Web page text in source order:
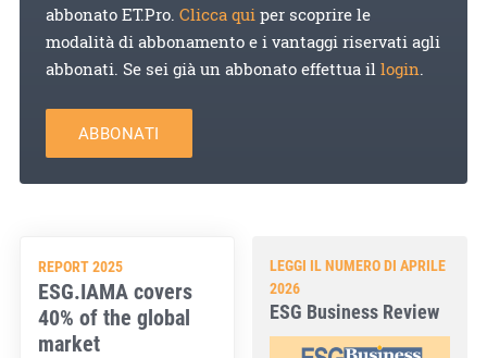
abbonato ET.Pro. Clicca quiper scoprire le
modalità di abbonamento e i vantaggi riservati agli
abbonati. Se sei già un abbonato effettua illogin.
ABBONATI
REPORT 2025
ESG.IAMA covers
40% of the global
market
LEGGI IL NUMERO DI APRILE
2026
ESG Business Review